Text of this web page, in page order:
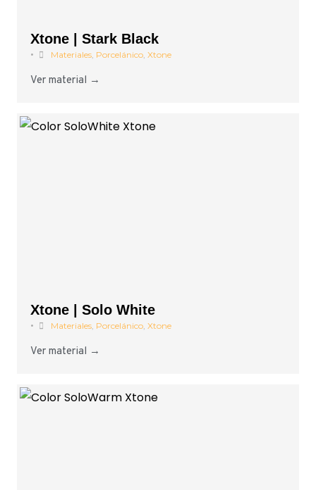
Xtone | Stark Black
• Materiales, Porcelánico, Xtone
Ver material →
Xtone | Solo White
• Materiales, Porcelánico, Xtone
Ver material →